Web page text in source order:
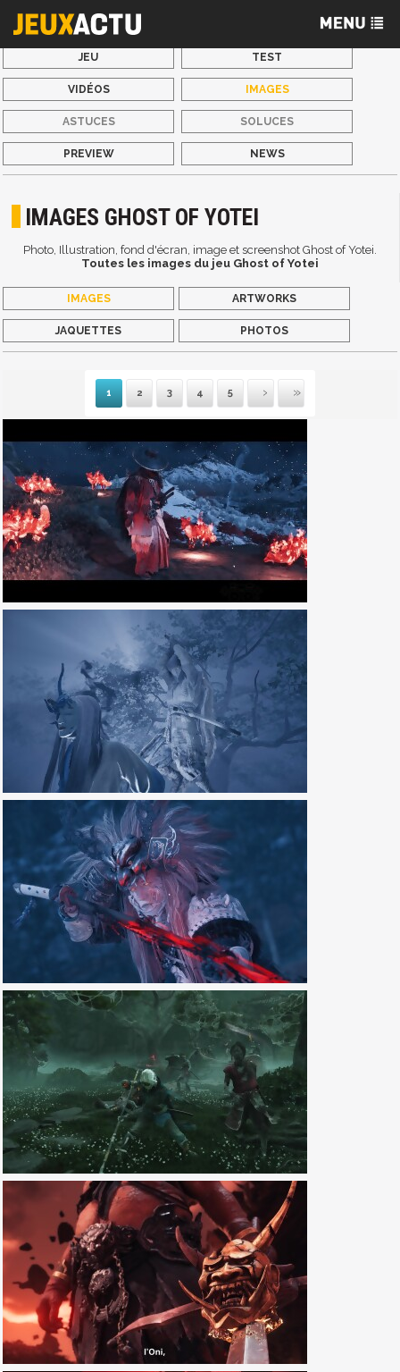
JEU TEST
VIDÉOS IMAGES
ASTUCES SOLUCES
PREVIEW NEWS
IMAGES GHOST OF YOTEI
Photo, Illustration, fond d'écran, image et screenshot Ghost of Yotei.
Toutes les images du jeu Ghost of Yotei
IMAGES ARTWORKS
JAQUETTES PHOTOS
1 2 3 4 5
Suivante
Dernière